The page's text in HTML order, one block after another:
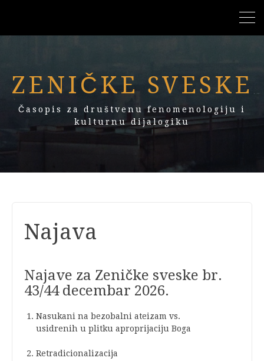
ZENIČKE SVESKE
Časopis za društvenu fenomenologiju i
kulturnu dijalogiku
Najava
Najave za Zeničke sveske br.
43/44 decembar 2026.
Nasukani na bezobalni ateizam vs.
usidrenih u plitku aproprijaciju Boga
Retradicionalizacija